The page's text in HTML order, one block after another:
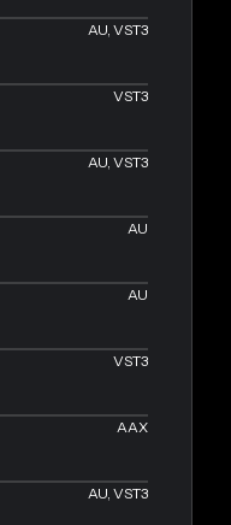
AU, VST3
VST3
AU, VST3
AU
AU
VST3
AAX
AU, VST3